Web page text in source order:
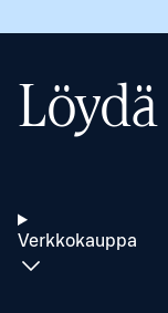
Löydä
Verkkokauppa